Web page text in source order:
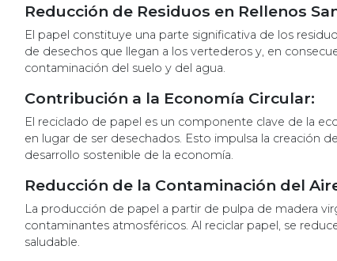
Reducción de Residuos en Rellenos
El papel constituye una parte significativa de los
de desechos que llegan a los vertederos y, en
contaminación del suelo y del agua.
Contribución a la Economía Circular:
El reciclado de papel es un componente clave de la
en lugar de ser desechados. Esto impulsa la creación
desarrollo sostenible de la economía.
Reducción de la Contaminación del
La producción de papel a partir de pulpa de madera
contaminantes atmosféricos. Al reciclar papel, se
saludable.